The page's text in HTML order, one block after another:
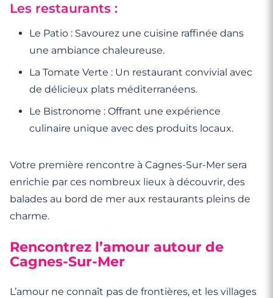
Les restaurants :
Le Patio : Savourez une cuisine raffinée dans
une ambiance chaleureuse.
La Tomate Verte : Un restaurant convivial avec
de délicieux plats méditerranéens.
Le Bistronome : Offrant une expérience
culinaire unique avec des produits locaux.
Votre première rencontre à Cagnes-Sur-Mer sera
enrichie par ces nombreux lieux à découvrir, des
balades au bord de mer aux restaurants pleins de
charme.
Rencontrez l’amour autour de
Cagnes-Sur-Mer
L’amour ne connaît pas de frontières, et les villages